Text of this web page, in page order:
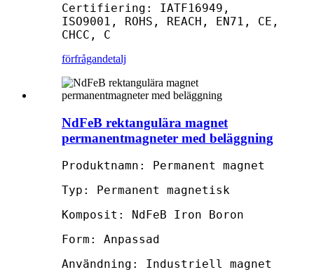
Certifiering: IATF16949,
ISO9001, ROHS, REACH, EN71, CE,
CHCC, C
förfrågandetalj
NdFeB rektangulära magnet
permanentmagneter med beläggning
Produktnamn: Permanent magnet
Typ: Permanent magnetisk
Komposit: NdFeB Iron Boron
Form: Anpassad
Användning: Industriell magnet